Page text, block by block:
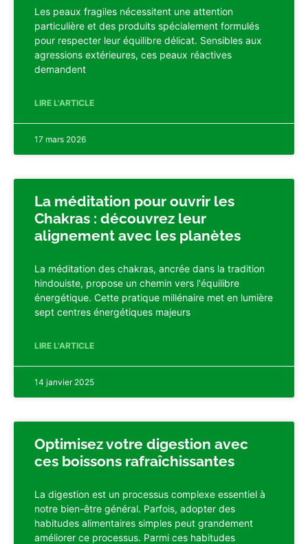
Les peaux fragiles nécessitent une attention
particulière et des produits spécialement formulés
pour respecter leur équilibre délicat. Sensibles aux
agressions extérieures, ces peaux réactives
demandent
LIRE L'ARTICLE
17 mars 2026
La méditation pour ouvrir les
Chakras : découvrez leur
alignement avec les planètes
La méditation des chakras, ancrée dans la tradition
hindouiste, propose un chemin vers l'équilibre
énergétique. Cette pratique millénaire met en lumière
sept centres énergétiques majeurs
LIRE L'ARTICLE
14 janvier 2025
Optimisez votre digestion avec
ces boissons rafraîchissantes
La digestion est un processus complexe essentiel à
notre bien-être général. Parfois, adopter des
habitudes alimentaires simples peut grandement
améliorer ce processus. Parmi ces habitudes